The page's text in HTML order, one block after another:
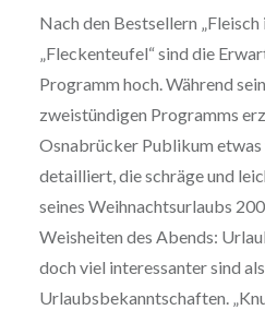
Nach den Bestsellern „Fleisch
„Fleckenteufel“ sind die
Programm hoch. Während
zweistündigen Programms
Osnabrücker Publikum
detailliert, die schräge und
seines Weihnachtsurlaubs
Weisheiten des Abends:
doch viel interessanter sind als
Urlaubsbekanntschaften.